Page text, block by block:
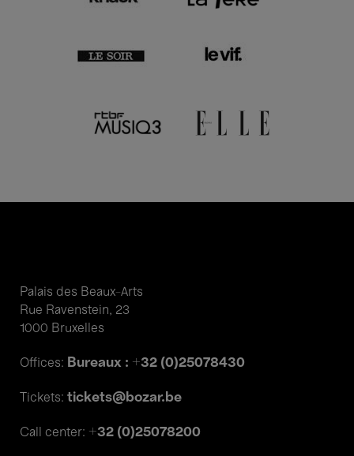
Palais des Beaux-Arts
Rue Ravenstein, 23
1000 Bruxelles
Offices: Bureaux : +32 (0)25078430
Tickets: tickets@bozar.be
Call center: +32 (0)25078200